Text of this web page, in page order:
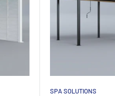
SPA SOLUTIONS